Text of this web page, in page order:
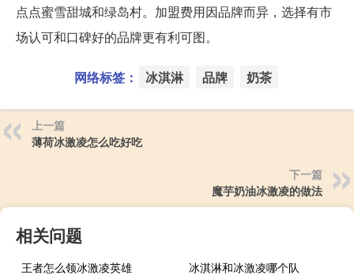
点点蜜雪甜城和绿岛村。加盟费用因品牌而异，选择有市
场认可和口碑好的品牌更有利可图。
网络标签： 冰淇淋 品牌 奶茶
上一篇
薄荷冰激凌怎么吃好吃
下一篇
魔芋奶油冰激凌的做法
相关问题
王者怎么领冰激凌英雄
冰淇淋和冰激凌哪个队